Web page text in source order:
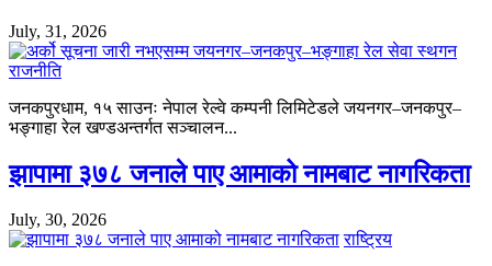
July, 31, 2026
राजनीति
जनकपुरधाम, १५ साउनः नेपाल रेल्वे कम्पनी लिमिटेडले जयनगर–जनकपुर–
भङ्गाहा रेल खण्डअन्तर्गत सञ्चालन...
झापामा ३७८ जनाले पाए आमाको नामबाट नागरिकता
July, 30, 2026
राष्ट्रिय